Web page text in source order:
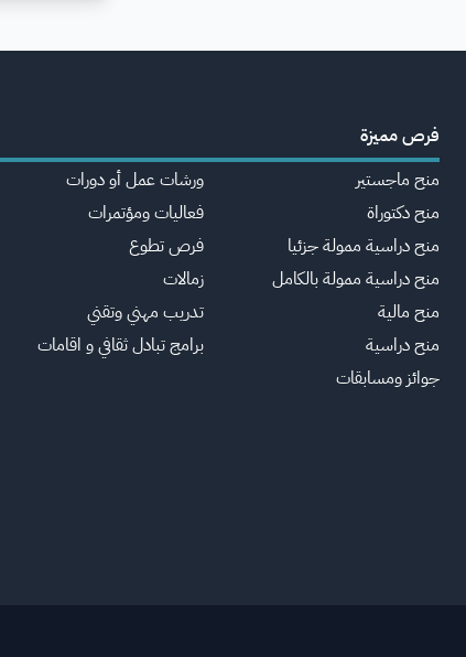
فرص مميزة
منح ماجستير
منح دكتوراة
منح دراسية ممولة جزئيا
منح دراسية ممولة بالكامل
منح مالية
منح دراسية
جوائز ومسابقات
ورشات عمل أو دورات
فعاليات ومؤتمرات
فرص تطوع
زمالات
تدريب مهني وتقني
برامج تبادل ثقافي و اقامات